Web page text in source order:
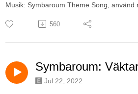
Musik: Symbaroum Theme Song, använd
560
Symbaroum:
Jul 22, 2022